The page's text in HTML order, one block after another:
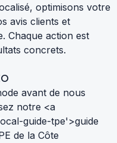
optimisons votre
avis clients et
Chaque action est
concrets.
avant de nous
notre <a
guide-tpe'>guide
de la Côte